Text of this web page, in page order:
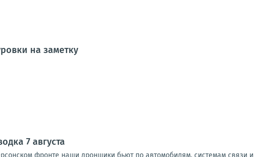
на заметку
7 августа
фронте наши дронщики бьют по автомобилям, системам связи